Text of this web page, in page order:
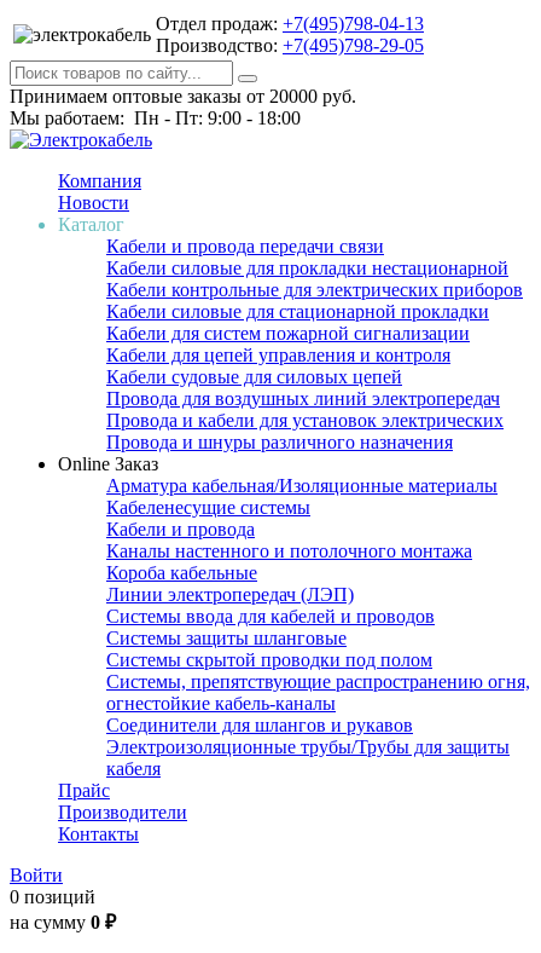
Отдел продаж: +7(495)798-04-13
Производство: +7(495)798-29-05
Принимаем оптовые заказы от 20000 руб.
Мы работаем: Пн - Пт: 9:00 - 18:00
Компания
Новости
Каталог
Кабели и провода передачи связи
Кабели силовые для прокладки нестационарной
Кабели контрольные для электрических приборов
Кабели силовые для стационарной прокладки
Кабели для систем пожарной сигнализации
Кабели для цепей управления и контроля
Кабели судовые для силовых цепей
Провода для воздушных линий электропередач
Провода и кабели для установок электрических
Провода и шнуры различного назначения
Online Заказ
Арматура кабельная/Изоляционные материалы
Кабеленесущие системы
Кабели и провода
Каналы настенного и потолочного монтажа
Короба кабельные
Линии электропередач (ЛЭП)
Системы ввода для кабелей и проводов
Системы защиты шланговые
Системы скрытой проводки под полом
Системы, препятствующие распространению огня,
огнестойкие кабель-каналы
Соединители для шлангов и рукавов
Электроизоляционные трубы/Трубы для защиты
кабеля
Прайс
Производители
Контакты
Войти
0 позиций
на сумму 0 ₽